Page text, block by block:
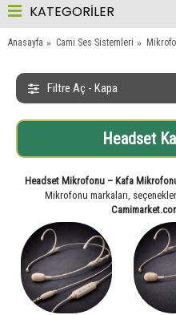
KATEGORİLER
Anasayfa Cami Ses Sistemleri
Filtre Aç - Kapa
Headset
Headset Mikrofonu – Kafa
Mikrofonu markaları,